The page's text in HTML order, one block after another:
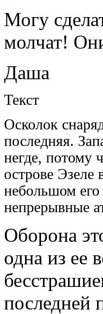
Могу
молчат!
Даша
Текст
Осколок
последняя.
негде, потому
острове Эзеле
небольшом его
непрерывные
Оборона
одна из ее
последней